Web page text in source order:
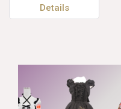
Details